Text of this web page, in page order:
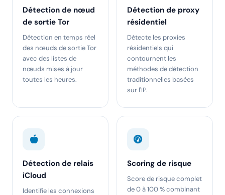
Détection de nœud
de sortie Tor
Détection en temps réel
des nœuds de sortie Tor
avec des listes de
nœuds mises à jour
toutes les heures.
Détection de proxy
résidentiel
Détecte les proxies
résidentiels qui
contournent les
méthodes de détection
traditionnelles basées
sur l'IP.
Détection de relais
iCloud
Identifie les connexions
Scoring de risque
Score de risque complet
de 0 à 100 % combinant